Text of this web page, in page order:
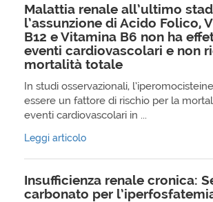
Malattia renale all’ultimo
l’assunzione di Acido Folico,
B12 e Vitamina B6 non ha
eventi cardiovascolari e non
mortalità totale
In studi osservazionali,
essere un fattore di rischio per la
eventi cardiovascolari in ...
Leggi articolo
Insufficienza renale cronica:
carbonato per